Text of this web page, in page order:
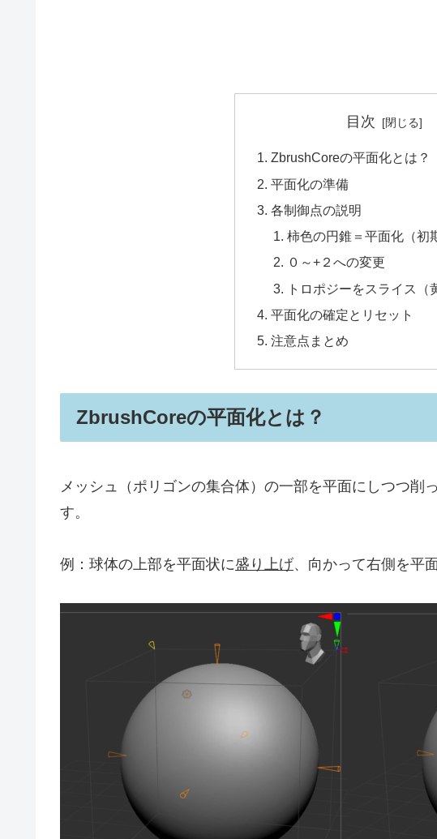
目次
ZbrushCoreの平面化とは？
平面化の準備
各制御点の説明
柿色の円錐＝平面化（初
０～+２への変更
トロポジーをスライス（
平面化の確定とリセット
注意点まとめ
ZbrushCoreの平面化とは？
メッシュ（ポリゴンの集合体）の一部を平面にしつつ削
す。
例：球体の上部を平面状に盛り上げ、向かって右側を平